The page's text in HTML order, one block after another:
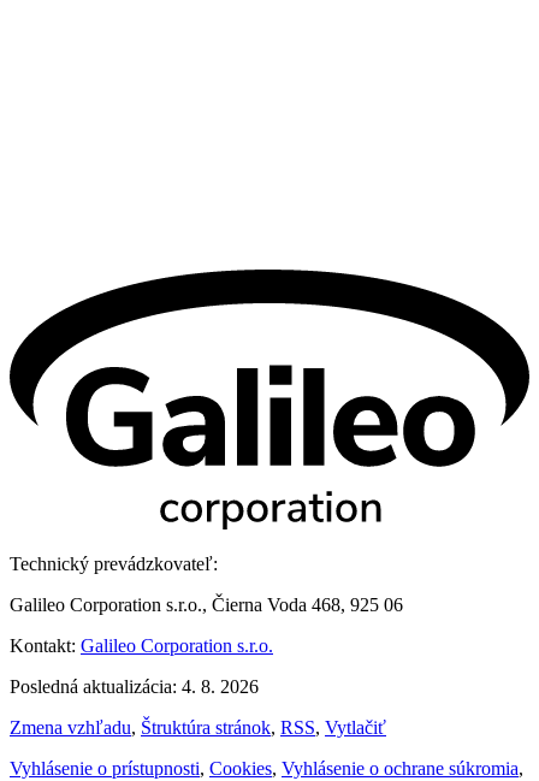
Technický prevádzkovateľ:
Galileo Corporation s.r.o., Čierna Voda 468, 925 06
Kontakt: Galileo Corporation s.r.o.
Posledná aktualizácia: 4. 8. 2026
Zmena vzhľadu, Štruktúra stránok, RSS, Vytlačiť
Vyhlásenie o prístupnosti, Cookies, Vyhlásenie o ochrane súkromia,